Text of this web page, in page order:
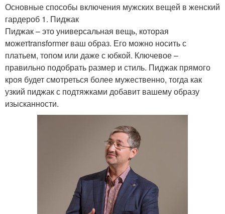
Основные способы включения мужских вещей в женский
гардероб 1. Пиджак
Пиджак – это универсальная вещь, которая
можетtransformer ваш образ. Его можно носить с
платьем, топом или даже с юбкой. Ключевое –
правильно подобрать размер и стиль. Пиджак прямого
кроя будет смотреться более мужественно, тогда как
узкий пиджак с подтяжками добавит вашему образу
изысканности.